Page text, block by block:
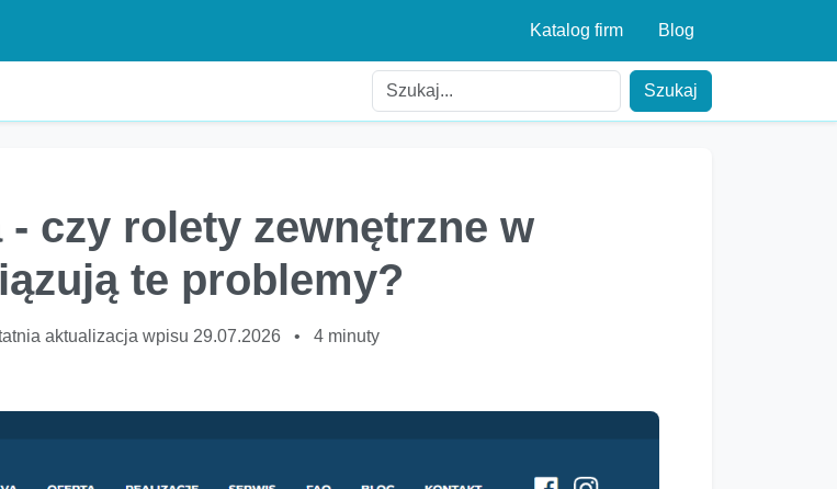
Katalog firm Blog
Szukaj
- czy rolety zewnętrzne w
te problemy?
aktualizacja wpisu 29.07.2026 • 4 minuty